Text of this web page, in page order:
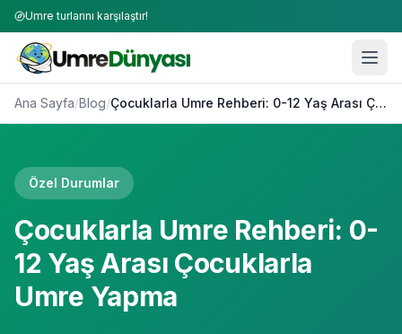
Umre turlarını karşılaştır!
Ana Sayfa/Blog/ Çocuklarla Umre Rehberi: 0-12 Yaş Arası Çocuklarla Umre Yapma
Özel Durumlar
Çocuklarla Umre Rehberi: 0-
12 Yaş Arası Çocuklarla
Umre Yapma